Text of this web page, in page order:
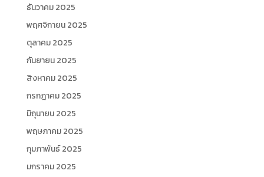
ธันวาคม 2025
พฤศจิกายน 2025
ตุลาคม 2025
กันยายน 2025
สิงหาคม 2025
กรกฎาคม 2025
มิถุนายน 2025
พฤษภาคม 2025
กุมภาพันธ์ 2025
มกราคม 2025